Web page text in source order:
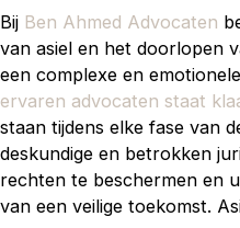
Bij Ben Ahmed Advocaten
van asiel en het doorlopen
een complexe en
ervaren advocaten staat
staan tijdens elke fase van
deskundige en betrokken
rechten te beschermen en
van een veilige toekomst.